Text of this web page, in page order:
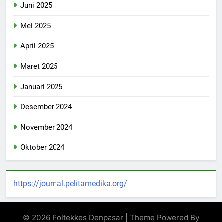
Juni 2025
Mei 2025
April 2025
Maret 2025
Januari 2025
Desember 2024
November 2024
Oktober 2024
https://journal.pelitamedika.org/
© 2026 Poltekkes Denpasar | Theme Powered By